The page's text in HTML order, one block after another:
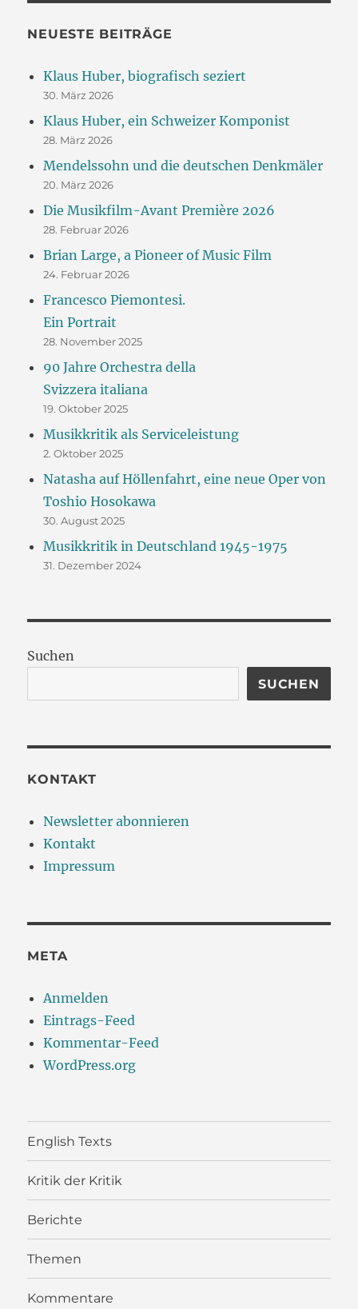
NEUESTE BEITRÄGE
Klaus Huber, biografisch seziert
30. März 2026
Klaus Huber, ein Schweizer Komponist
28. März 2026
Mendelssohn und die deutschen Denkmäler
20. März 2026
Die Musikfilm-Avant Première 2026
28. Februar 2026
Brian Large, a Pioneer of Music Film
24. Februar 2026
Francesco Piemontesi.
Ein Portrait
28. November 2025
90 Jahre Orchestra della
Svizzera italiana
19. Oktober 2025
Musikkritik als Serviceleistung
2. Oktober 2025
Natasha auf Höllenfahrt, eine neue Oper von
Toshio Hosokawa
30. August 2025
Musikkritik in Deutschland 1945-1975
31. Dezember 2024
Suchen
SUCHEN
KONTAKT
Newsletter abonnieren
Kontakt
Impressum
META
Anmelden
Eintrags-Feed
Kommentar-Feed
WordPress.org
English Texts
Kritik der Kritik
Berichte
Themen
Kommentare